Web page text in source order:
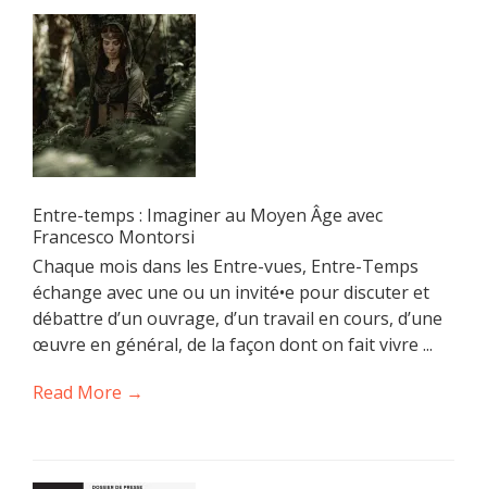
Entre-temps : Imaginer au Moyen Âge avec
Francesco Montorsi
Chaque mois dans les Entre-vues, Entre-Temps
échange avec une ou un invité•e pour discuter et
débattre d’un ouvrage, d’un travail en cours, d’une
œuvre en général, de la façon dont on fait vivre ...
Read More →